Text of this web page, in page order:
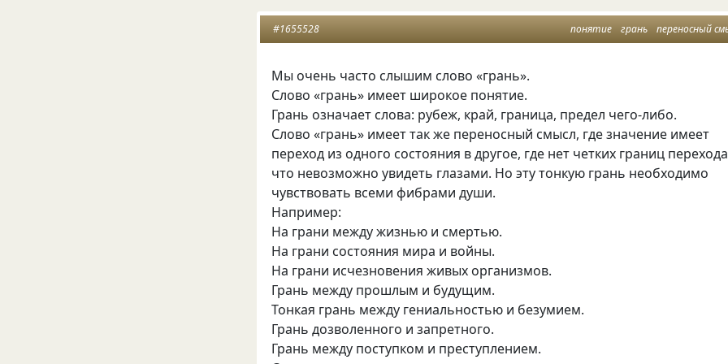
понятие грань переносный
#1655528
Мы очень часто слышим слово «грань».
Слово «грань» имеет широкое понятие.
Грань означает слова: рубеж, край, граница, предел чего-либо.
Слово «грань» имеет так же переносный смысл, где значение имеет
переход из одного состояния в другое, где нет четких границ
что невозможно увидеть глазами. Но эту тонкую грань необходимо
чувствовать всеми фибрами души.
Например:
На грани между жизнью и смертью.
На грани состояния мира и войны.
На грани исчезновения живых организмов.
Грань между прошлым и будущим.
Тонкая грань между гениальностью и безумием.
Грань дозволенного и запретного.
Грань между поступком и преступлением.